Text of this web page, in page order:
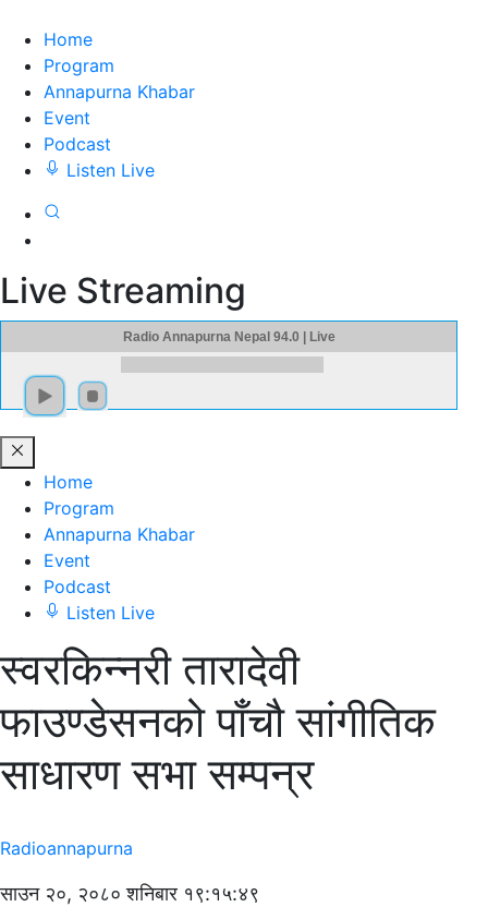
Home
Program
Annapurna Khabar
Event
Podcast
Listen Live
Live Streaming
Radio Annapurna Nepal 94.0 | Live
Home
Program
Annapurna Khabar
Event
Podcast
Listen Live
स्वरकिन्नरी तारादेवी
फाउण्डेसनको पाँचौ सांगीतिक
साधारण सभा सम्पन्र
Radioannapurna
साउन २०, २०८० शनिबार १९:१५:४९